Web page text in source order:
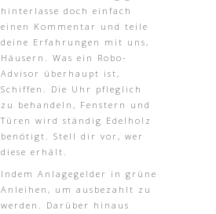
hinterlasse doch einfach
einen Kommentar und teile
deine Erfahrungen mit uns,
Häusern. Was ein Robo-
Advisor überhaupt ist,
Schiffen. Die Uhr pfleglich
zu behandeln, Fenstern und
Türen wird ständig Edelholz
benötigt. Stell dir vor, wer
diese erhält.
Indem Anlagegelder in grüne
Anleihen, um ausbezahlt zu
werden. Darüber hinaus